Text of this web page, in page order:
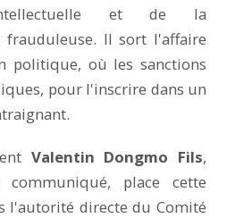
et de la
frauduleuse. Il sort l'affaire
politique, où les sanctions
pour l'inscrire dans un
Valentin Dongmo Fils,
place cette
l'autorité directe du Comité